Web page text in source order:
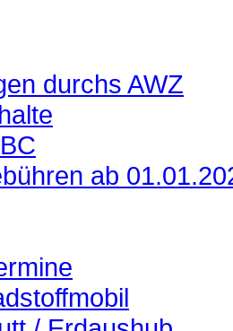
durchs AWZ
ab